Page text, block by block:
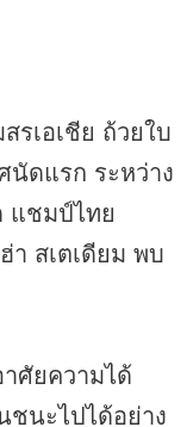
เอเชีย ถ้วยใบ
นัดแรก ระหว่าง
แชมป์ไทย
า สเตเดียม พบ
ศัยความได้
ชนะไปได้อย่าง